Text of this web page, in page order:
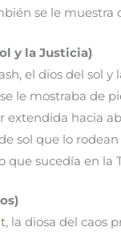
se le
y la Justicia)
el dios del sol
le mostraba de
extendida hacia
de sol que lo
que sucedía en la
, la diosa del caos